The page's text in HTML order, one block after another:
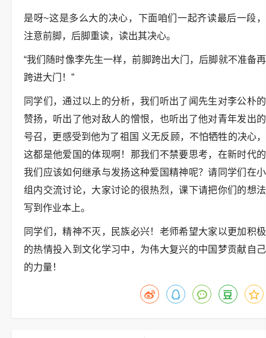
是呀~这是多么大的决心，下面咱们一起齐读最后一段，
注意前脚，后脚重读，读出其决心。
“我们随时像李先生一样，前脚跨出大门，后脚就不准备再
跨进大门！”
同学们，通过以上的分析，我们听出了闻先生对李公朴的
赞扬，听出了他对敌人的憎恨，也听出了他对青年发出的
号召，更感受到他为了祖国 义无反顾，不怕牺牲的决心，
这都是他爱国的体现啊！那我们不禁要思考，在新时代的
我们应该如何继承与发扬这种爱国精神呢？请同学们在小
组内交流讨论，大家讨论的很热烈，课下请把你们的想法
写到作业本上。
同学们，精神不灭，民族必兴！老师希望大家以更加积极
的热情投入到文化学习中，为伟大复兴的中国梦贡献自己
的力量！